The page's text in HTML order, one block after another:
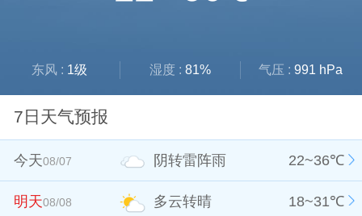
东风 : 1级 湿度 : 81% 气压 : 991 hPa
7日天气预报
今天08/07 阴转雷阵雨 22~36℃
明天08/08 多云转晴 18~31℃